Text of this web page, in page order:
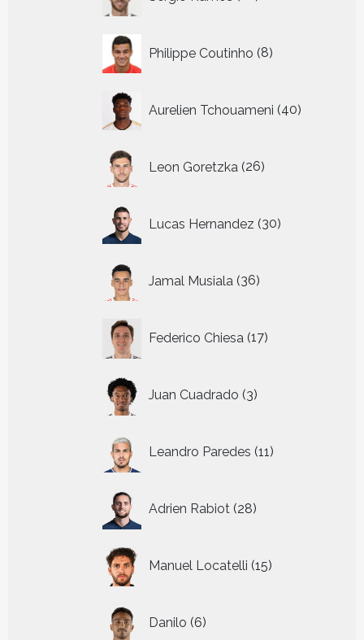
producten
Philippe Coutinho 8
producten
Aurelien Tchouameni 40
producten
Leon Goretzka 26
producten
Lucas Hernandez 30
producten
Jamal Musiala 36
producten
Federico Chiesa 17
producten
Juan Cuadrado 3
producten
Leandro Paredes 11
producten
Adrien Rabiot 28
producten
Manuel Locatelli 15
producten
Danilo 6
producten